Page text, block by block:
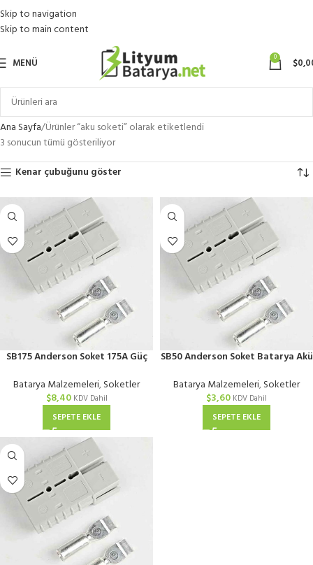
Skip to navigation
Skip to main content
MENÜ 0 $
Ana Sayfa Ürünler “aku soketi” olarak etiketlendi
3 sonucun tümü gösteriliyor
Kenar çubuğunu göster
SB175 Anderson Soket 175A Güç
Batarya Malzemeleri,Soketler
$8,40 KDV Dahil
SEPETE EKLE
SB50 Anderson Soket Batarya Akü
Batarya Malzemeleri,Soketler
$3,60 KDV Dahil
SEPETE EKLE